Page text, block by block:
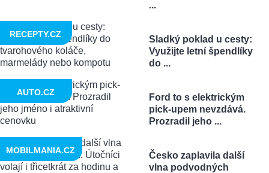
...
Sladký poklad u cesty:
Využijte letní špendlíky
do ...
RECEPTY.CZ
Ford to s elektrickým
pick-upem nevzdává.
Prozradil jeho ...
AUTO.CZ
Česko zaplavila další
vlna podvodných
MOBILMANIA.CZ